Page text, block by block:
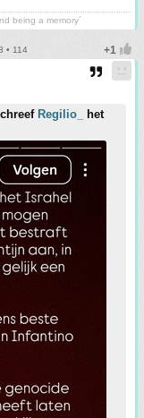
being a memory´
• 114
Regilio_
het